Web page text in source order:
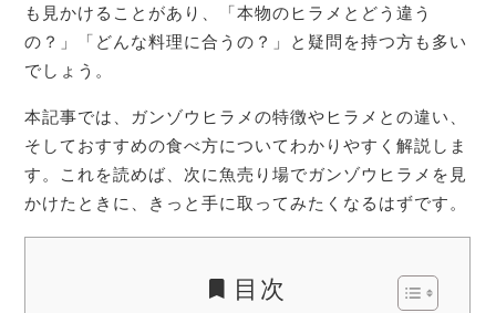
も見かけることがあり、「本物のヒラメとどう違う
の？」「どんな料理に合うの？」と疑問を持つ方も多い
でしょう。
本記事では、ガンゾウヒラメの特徴やヒラメとの違い、
そしておすすめの食べ方についてわかりやすく解説しま
す。これを読めば、次に魚売り場でガンゾウヒラメを見
かけたときに、きっと手に取ってみたくなるはずです。
目次